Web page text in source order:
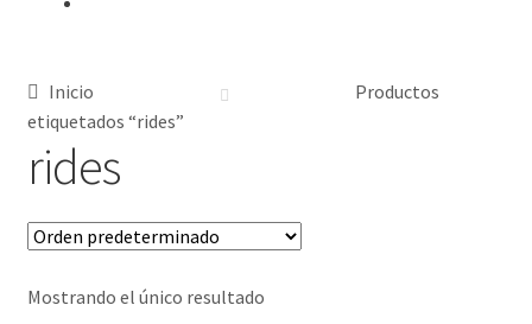
Secciones
Ofertas
Novedades
Lista de deseos
Inicio
Productos
etiquetados “rides”
rides
Mostrando el único resultado